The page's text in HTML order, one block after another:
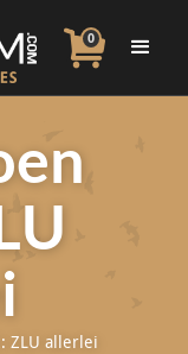
0
ZLU allerlei